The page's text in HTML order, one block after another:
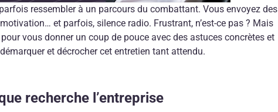
ressembler à un parcours du combattant. Vous envoyez des
et parfois, silence radio. Frustrant, n’est-ce pas ? Mais
vous donner un coup de pouce avec des astuces concrètes et
et décrocher cet entretien tant attendu.
recherche l’entreprise